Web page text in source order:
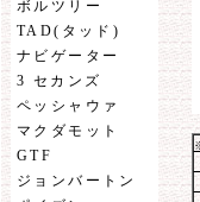
ボルツリー
TAD(タッド)
ナビゲーター
3 セカンズ
ペッシャウァ
マクダモット
GTF
ジョンバートン